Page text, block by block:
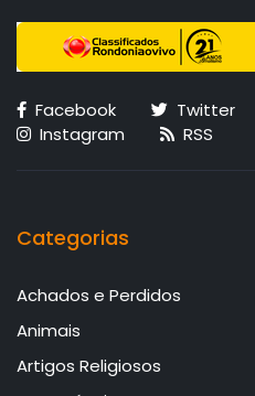
Facebook Twitter
Instagram
RSS
Categorias
Achados e Perdidos
Animais
Artigos Religiosos